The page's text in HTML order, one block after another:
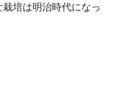
培は明治時代になっ